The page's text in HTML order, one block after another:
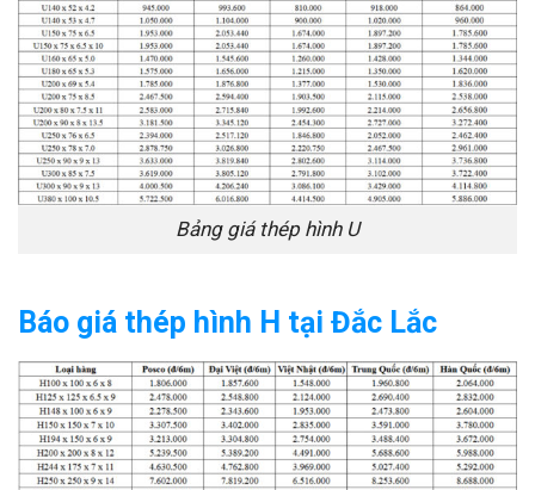
Bảng giá thép hình U
Báo giá thép hình H tại Đắc Lắc